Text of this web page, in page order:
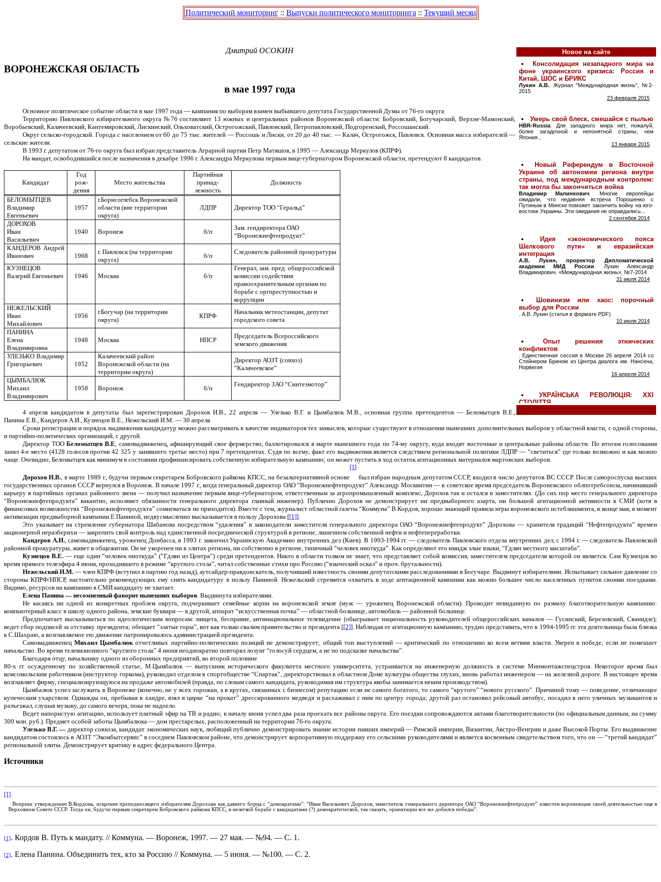
Политический мониторинг:: Выпуски политического мониторинга :: Текущий месяц
Новое на сайте
Дмитрий ОСОКИН
ВОРОНЕЖСКАЯ ОБЛАСТЬ
в мае 1997 года
Основное политическое событие области в мае 1997 года — кампания по выборам взамен выбывшего депутата Государственной Думы от 76-го округа.
Территорию Павловского избирательного округа №76 составляют 13 южных и центральных районов Воронежской области: Бобровский, Богучарский, Верхне-Мамонский,
Воробьевский, Калачеевский, Кантемировский, Лискинский, Ольховатский, Острогожский, Павловский, Петропавловский, Подгоренский, Россошанский.
Округ сельско-городской. Города с населением от 60 до 75 тыс. жителей — Россошь и Лиски, от 20 до 40 тыс. — Калач, Острогожск, Павловск. Основная масса избирателей —
сельские жители.
В 1993 г. депутатом от 76-го округа был избран представитель Аграрной партии Петр Матяшов, в 1995 — Александр Меркулов (КПРФ).
На мандат, освободившийся после назначения в декабре 1996 г. Александра Меркулова первым вице-губернатором Воронежской области, претендуют 8 кандидатов.
Кандидат
Год
рож-
дения
Место жительства
Партийная
принад-
лежность
Должность
БЕЛОМЫТЦЕВ
Владимир
Евгеньевич
1957
г.Борисоглебск Воронежской
области (вне территории
округа)
ЛДПР Директор ТОО “Геральд”
ДОРОХОВ
Иван
Васильевич
1940 Воронеж б/п
Зам. гендиректора ОАО
“Воронежнефтепродукт”
КАНДЕРОВ Андрей
Иванович
1968
г. Павловск (на территории
округа)
б/п
Следователь районной прокуратуры
КУЗНЕЦОВ
Валерий Евгеньевич
1946 Москва б/п
Генерал, зам. пред. общероссийской
комиссии содействия
правоохранительным органам по
борьбе с оргпреступностью и
коррупции
НЕЖЕЛЬСКИЙ
Иван
Михайлович
1956
г.Богучар (на территории
округа)
КПРФ
Начальник метеостанции, депутат
городского совета
ПАНИНА
Елена
Владимировна
1948 Москва НПСР
Председатель Всероссийского
земского движения
УЛЕЗЬКО Владимир
Григорьевич
1952
Калачеевский район
Воронежской области (на
территории округа)
Директор АОЗТ (совхоз)
“Калачеевское”
ЦЫМБАЛЮК
Михаил
Владимирович
1958 Воронеж б/п
Гендиректор ЗАО “Синтезмотор”
4 апреля кандидатом в депутаты был зарегистрирован Дорохов И.В., 22 апреля — Улезько В.Г. и Цымбалюк М.В., основная группа претендентов — Беломытцев В.Е.,
Панина Е.В., Кандеров А.И., Кузнецов В.Е., Нежельский И.М. — 30 апреля.
Сроки регистрации и порядок выдвижения кандидатур можно рассматривать в качестве индикаторов тех замыслов, которые существуют в отношении нынешних дополнительных выборов у областной власти, с одной стороны,
и партийно-политических организаций, с другой.
Директор ТОО Беломытцев В.Е, самовыдвиженец, афиширующий свое фермерство, баллотировался в марте нынешнего года по 74-му округу, куда входят восточные и центральные районы области. По итогам голосования
занял 4-е место (4128 голосов против 42 325 у занявшего третье место) при 7 претендентах. Судя по всему, факт его выдвижения является следствием региональной политики ЛДПР — “светиться” где только возможно и как можно
чаще. Очевидно, Беломытцев как минимум в состоянии профинансировать собственную избирательную кампанию; он может пустить в ход остаток агитационных материалов мартовских выборов.
Дорохов И.В. , в марте 1989 г., будучи первым секретарем Бобровского райкома КПСС, на безальтернативной основе
[1]
был избран народным депутатом СССР, входил в число депутатов ВС СССР. После самороспуска высших
государственных органов СССР вернулся в Воронеж. В начале 1997 г., когда генеральный директор ОАО “Воронежнефтепродукт” Александр Москвитин — в советское время председатель Воронежского облпотребсоюза, начинавший
карьеру в партийных органах районного звена — получил назначение первым вице-губернатором, ответственным за агропромышленный комплекс, Дорохов так и остался в заместителях. (До сих пор место генерального директора
“Воронежнефтепродукта” вакантно, исполняет обязанности генерального директора главный инженер). Публично Дорохов не демонстрирует ни предвыборного азарта, ни большой агитационной активности в СМИ (хотя в
финансовых возможностях “Воронежнефтепродукта” сомневаться не приходится). Вместе с тем, журналист областной газеты “Коммуна” В.Кордов, хорошо знающий правила игры воронежского истеблишмента, в конце мая, в момент
активизации предвыборной кампании Е.Паниной, недвусмысленно высказывается в пользу Дорохова [[1]].
Это указывает на стремление губернатора Шабанова посредством “удаления” в законодатели заместителя генерального директора ОАО “Воронежнефтепродукт” Дорохова — хранителя традиций “Нефтепродукта” времен
акционерной неразберихи — закрепить свой контроль над единственной посреднической структурой в регионе, лишенном собственной нефти и нефтепереработки.
Кандеров А.И., самовыдвиженец, уроженец Донбасса, в 1993 г. закончил Украинскую Академию внутренних дел (Киев). В 1993-1994 гг. — следователь Павловского отдела внутренних дел, с 1994 г. — следователь Павловской
районной прокуратуры, живет в общежитии. Он не укоренен ни в элитах региона, ни собственно в регионе, типичный “человек ниоткуда”. Как определяют его имидж злые языки, “Гдлян местного масштаба”.
Кузнецов В.Е.— еще один “человек ниоткуда” (“Гдлян из Центра”) среди претендентов. Никто в области толком не знает, что представляет собой комиссия, заместителем председателя которой он является. Сам Кузнецов во
время прямого телеэфира 4 июня, проходившего в режиме “круглого стола”, читал собственные стихи про Россию (“языческий оскал” и проч. брутальности).
Нежельский И.М.— член КПРФ (вступил в партию год назад), аутсайдер-правдоискатель, получивший известность своими депутатскими расследованиями в Богучаре. Выдвинут избирателями. Испытывает сильное давление со
стороны КПРФ/НПСР, настоятельно рекомендующих ему снять кандидатуру в пользу Паниной. Нежельский стремится охватить в ходе агитационной кампании как можно большее число населенных пунктов своими поездками.
Видимо, ресурсов на кампанию в СМИ кандидату не хватает.
Елена Панина — несомненный фаворит нынешних выборов. Выдвинута избирателями.
Не касаясь ни одной из конкретных проблем округа, подчеркивает семейные корни на воронежской земле (муж — уроженец Воронежской области). Проводит невиданную по размаху благотворительную кампанию:
компьютерный класс в школу одного района, земские буквари — в другой, аппарат “искусственная почка” — областной больнице, автомобиль — районной больнице.
Предпочитает высказываться по идеологическим вопросам: нищета, бесправие, антинациональное телевидение (обыгрывает национальность руководителей общероссийских каналов — Гусинский, Березовский, Сванидзе);
ведет сбор подписей за отставку президента; обещает “златые горы”, вот как только свалим правительство и президента [[2]]. Наблюдая ее агитационную кампанию, трудно представить, что в 1994-1995 гг. эта деятельница была близка
к С.Шахраю, а возглавляемое ею движение патронировалось администрацией президента.
Самовыдвиженец Михаил Цымбалюкотчетливых партийно-политических позиций не демонстрирует; общий тон выступлений — критический по отношению ко всем ветвям власти. Уверен в победе, если не помешает
начальство. Во время телевизионного “круглого стола” 4 июня неоднократно повторял лозунг “голосуй сердцем, а не по подсказке начальства”.
Благодаря отцу, начальнику одного из оборонных предприятий, во второй половине
80-х гг. осужденному по хозяйственной статье, М.Цымбалюк — выпускник исторического факультета местного университета, устраивается на инженерную должность в системе Минмонтажспецстроя. Некоторое время был
комсомольским работником (инструктор горкома), руководил отделом в спортобществе “Спартак”, директорствовал в областном Доме культуры общества глухих, вновь работал инженером — на железной дороге. В настоящее время
возглавляет фирму, специализирующуюся на продаже автомобилей (правда, по словам самого кандидата, руководимая им структура якобы занимается неким производством).
Цымбалюк успел заслужить в Воронеже (конечно, не у всех горожан, а в кругах, связанных с бизнесом) репутацию если не самого богатого, то самого “крутого” “нового русского”. Причиной тому — поведение, отличающее
купеческим ухарством. Однажды он, пребывая в хандре, взял в цирке “на прокат” дрессированного медведя и расхаживал с ним по центру города; другой раз остановил рейсовый автобус, посадил в него уличных музыкантов и
разъезжал, слушая музыку, до самого вечера, пока не надоело.
Ведет напористую агитацию, использует платный эфир на ТВ и радио; к началу июня успел два раза проехать все районы округа. Его поездки сопровождаются актами благотворительности (по официальным данным, на сумму
300 млн. руб.). Предмет особой заботы Цымбалюка — дом престарелых, расположенный на территории 76-го округа.
Улезько В.Г. — директор совхоза, кандидат экономических наук, любящий публично демонстрировать знание истории павших империй — Римской империи, Византии, Австро-Венгрии и даже Высокой Порты. Его выдвижение
кандидатом состоялось в АОЗТ “Экомбытсервис” в соседнем Павловском районе, что демонстрирует корпоративную поддержку его сельскими руководителями и является косвенным свидетельством того, что он — “третий кандидат”
региональной элиты. Демонстрирует критику в адрес федерального Центра.
Источники
[1]
Вопреки утверждению В.Кордова, искренне преподносящего избирателям Дорохова как давнего борца с “демократами”: “Иван Васильевич Дорохов, заместитель генерального директора ОАО “Воронежнефтепродукт” известен воронежцам своей деятельностью еще в
Верховном Совете СССР. Тогда он, будучи первым секретарем Бобровского райкома КПСС, в нелегкой борьбе с кандидатами (?) демократической, так сказать, ориентации все же добился победы”.
[1] . Кордов В. Путь к мандату. // Коммуна. — Воронеж, 1997. — 27 мая. — №94. — С. 1.
[2] . Елена Панина. Объединить тех, кто за Россию // Коммуна. — 5 июня. — №100. — С. 2.